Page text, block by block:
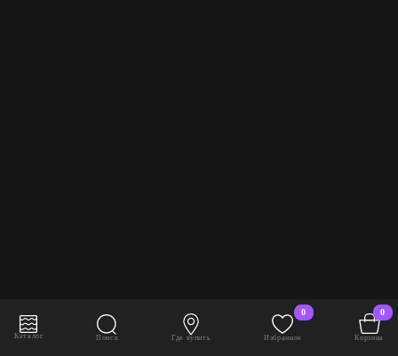
6 736 руб./шт
В корзину
Каталог Поиск Где купить
0
Избранное
0
Корзина